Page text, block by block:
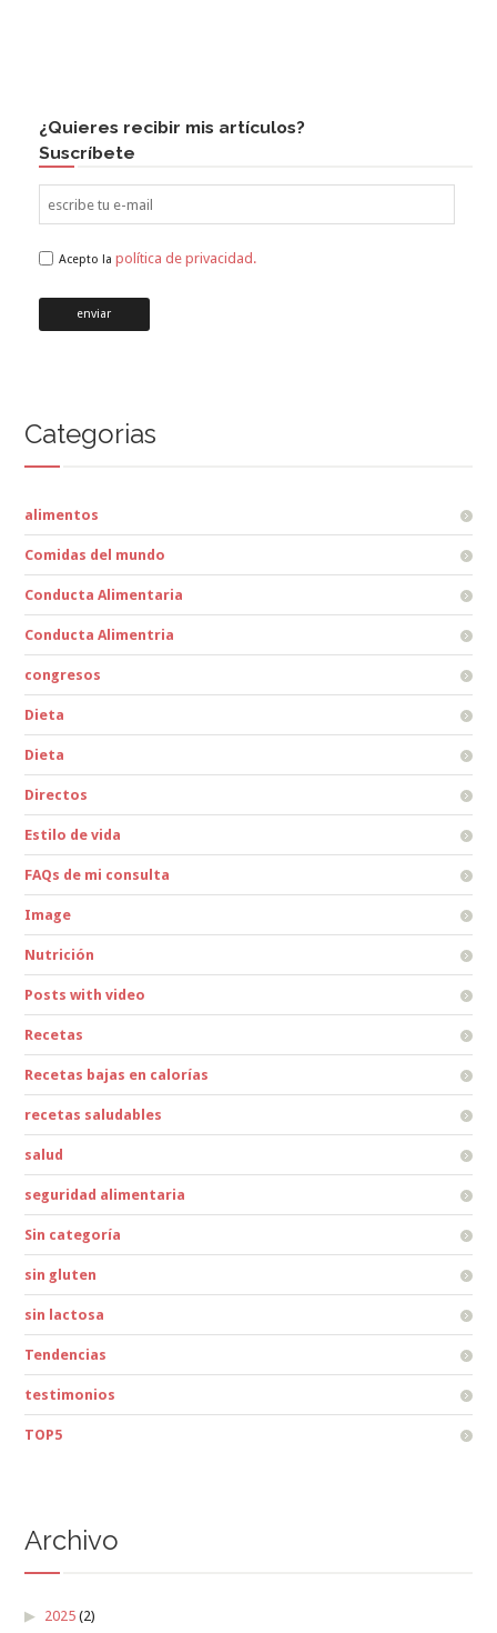
¿Quieres recibir mis artículos?
Suscríbete
Acepto la política de privacidad.
Categorias
alimentos
Comidas del mundo
Conducta Alimentaria
Conducta Alimentria
congresos
Dieta
Dieta
Directos
Estilo de vida
FAQs de mi consulta
Image
Nutrición
Posts with video
Recetas
Recetas bajas en calorías
recetas saludables
salud
seguridad alimentaria
Sin categoría
sin gluten
sin lactosa
Tendencias
testimonios
TOP5
Archivo
2025 (2)